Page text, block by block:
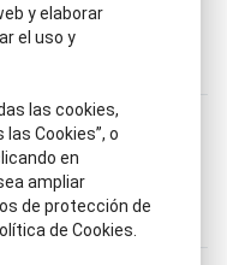
de Bellas Artes de
|Arquitecto, ta
y elaborar
el uso y
las cookies,
Cookies”, o
en
ampliar
de protección de
de Cookies.